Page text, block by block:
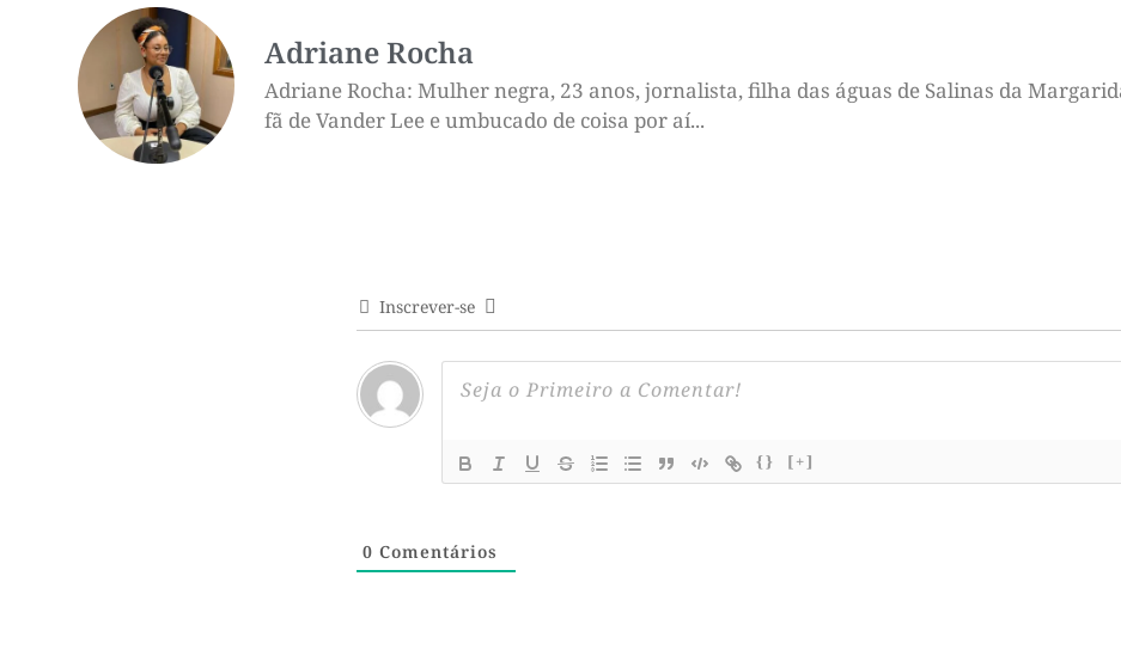
Adriane Rocha
Adriane Rocha: Mulher negra, 23 anos, jornalista, filha das águas de Salinas da
fã de Vander Lee e umbucado de coisa por aí...
Inscrever-se
{} [+]
0 Comentários